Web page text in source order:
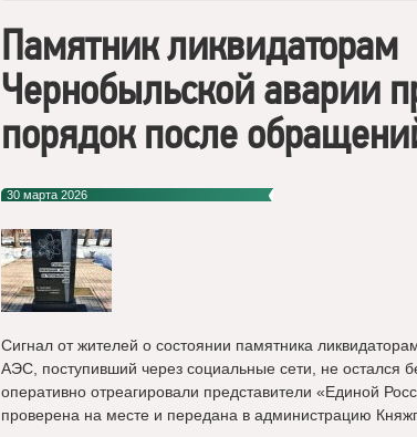
Памятник ликвидаторам
Чернобыльской аварии
порядок после
30 марта 2026
Сигнал от жителей о состоянии памятника
АЭС, поступивший через социальные сети, не остался
оперативно отреагировали представители «Единой
проверена на месте и передана в администрацию